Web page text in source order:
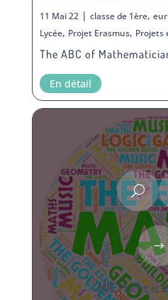
11 Mai 22| classe de 1ère,
Lycée, Projet Erasmus, Projets
The ABC of
En détail
MIE Maths is